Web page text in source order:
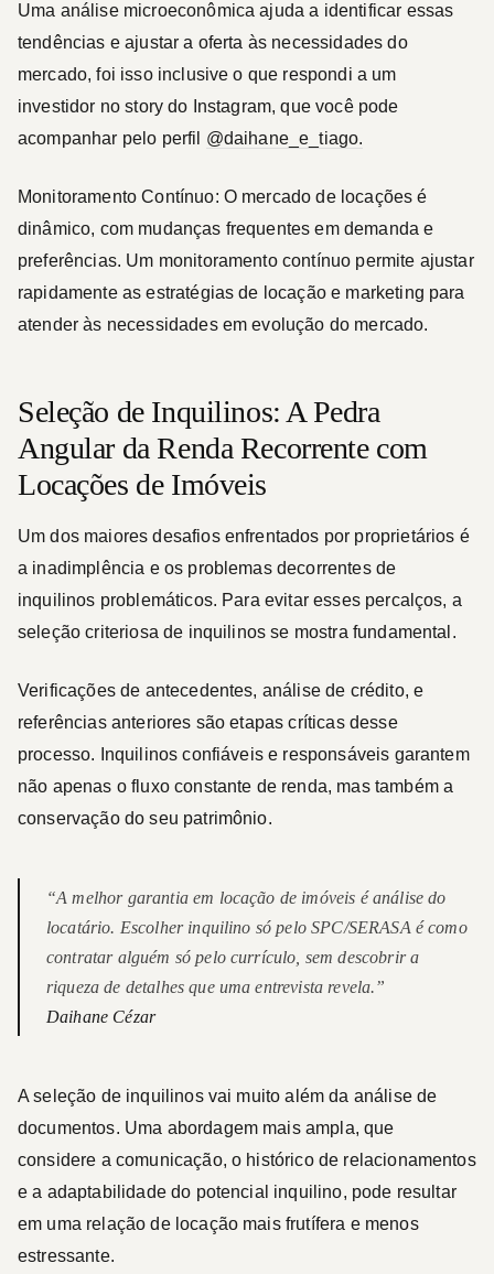
Uma análise microeconômica ajuda a identificar essas
tendências e ajustar a oferta às necessidades do
mercado, foi isso inclusive o que respondi a um
investidor no story do Instagram, que você pode
acompanhar pelo perfil @daihane_e_tiago.
Monitoramento Contínuo: O mercado de locações é
dinâmico, com mudanças frequentes em demanda e
preferências. Um monitoramento contínuo permite ajustar
rapidamente as estratégias de locação e marketing para
atender às necessidades em evolução do mercado.
Seleção de Inquilinos: A Pedra
Angular da Renda Recorrente com
Locações de Imóveis
Um dos maiores desafios enfrentados por proprietários é
a inadimplência e os problemas decorrentes de
inquilinos problemáticos. Para evitar esses percalços, a
seleção criteriosa de inquilinos se mostra fundamental.
Verificações de antecedentes, análise de crédito, e
referências anteriores são etapas críticas desse
processo. Inquilinos confiáveis e responsáveis garantem
não apenas o fluxo constante de renda, mas também a
conservação do seu patrimônio.
“A melhor garantia em locação de imóveis é análise do
locatário. Escolher inquilino só pelo SPC/SERASA é como
contratar alguém só pelo currículo, sem descobrir a
riqueza de detalhes que uma entrevista revela.”
Daihane Cézar
A seleção de inquilinos vai muito além da análise de
documentos. Uma abordagem mais ampla, que
considere a comunicação, o histórico de relacionamentos
e a adaptabilidade do potencial inquilino, pode resultar
em uma relação de locação mais frutífera e menos
estressante.